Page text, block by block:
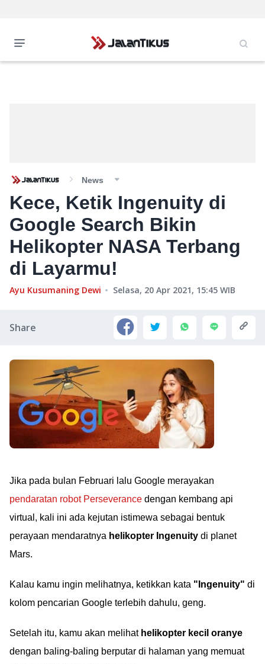
News
Kece, Ketik Ingenuity di
Google Search Bikin
Helikopter NASA Terbang
di Layarmu!
Ayu Kusumaning Dewi Selasa, 20 Apr 2021, 15:45 WIB
Share
Jika pada bulan Februari lalu Google merayakan
pendaratan robot Perseverance dengan kembang api
virtual, kali ini ada kejutan istimewa sebagai bentuk
perayaan mendaratnya helikopter Ingenuity di planet
Mars.
Kalau kamu ingin melihatnya, ketikkan kata "Ingenuity" di
kolom pencarian Google terlebih dahulu, geng.
Setelah itu, kamu akan melihat helikopter kecil oranye
dengan baling-baling berputar di halaman yang memuat